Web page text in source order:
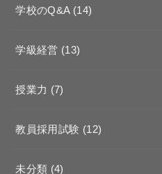
学校のQ&A (14)
学級経営 (13)
授業力 (7)
教員採用試験 (12)
未分類 (4)